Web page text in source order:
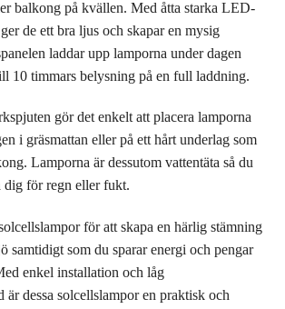
balkong på kvällen. Med åtta starka LED-
de ett bra ljus och skapar en mysig
laddar upp lamporna under dagen
10 timmars belysning på en full laddning.
gör det enkelt att placera lamporna
i gräsmattan eller på ett hårt underlag som
Lamporna är dessutom vattentäta så du
dig för regn eller fukt.
för att skapa en härlig stämning
samtidigt som du sparar energi och pengar
enkel installation och låg
är dessa solcellslampor en praktisk och